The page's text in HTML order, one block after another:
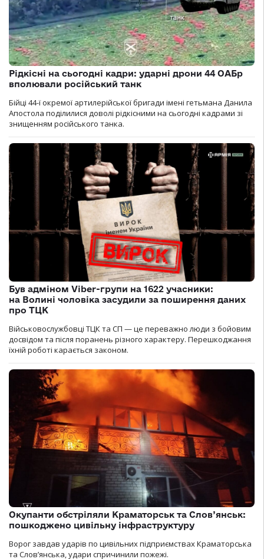
Рідкісні на сьогодні кадри: ударні дрони 44 ОАБр
вполювали російський танк
Бійці 44-ї окремої артилерійської бригади імені гетьмана Данила
Апостола поділилися доволі рідкісними на сьогодні кадрами зі
знищенням російського танка.
Був адміном Viber-групи на 1622 учасники:
на Волині чоловіка засудили за поширення даних
про ТЦК
Військовослужбовці ТЦК та СП — це переважно люди з бойовим
досвідом та після поранень різного характеру. Перешкоджання
їхній роботі карається законом.
Окупанти обстріляли Краматорськ та Слов’янськ:
пошкоджено цивільну інфраструктуру
Ворог завдав ударів по цивільних підприємствах Краматорська
та Слов’янська, удари спричинили пожежі.